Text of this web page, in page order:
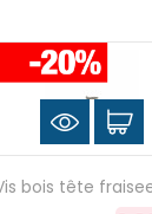
bois tête